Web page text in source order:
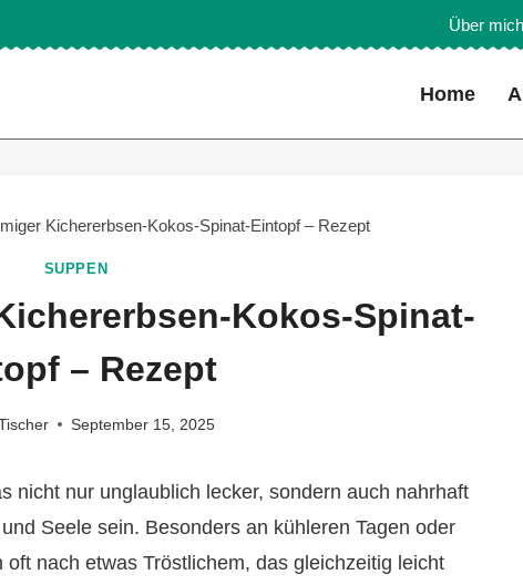
Über mich
Home
Kichererbsen-Kokos-Spinat-Eintopf – Rezept
SUPPEN
Kokos-Spinat-
– Rezept
September 15, 2025
nicht nur unglaublich lecker, sondern auch nahrhaft
Seele sein. Besonders an kühleren Tagen oder
nach etwas Tröstlichem, das gleichzeitig leicht